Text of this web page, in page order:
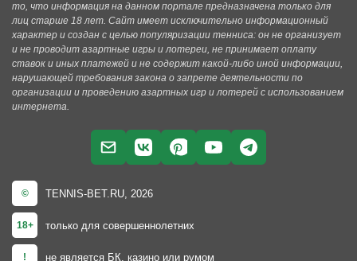
то, что информация на данном портале предназначена только для
лиц старше 18 лет. Сайт имеет исключительно информационный
характер и создан с целью популяризации тенниса: он не организует
и не проводит азартные игры и лотереи, не принимает оплату
ставок и иных платежей и не содержит какой-либо иной информации,
нарушающей требования закона о запрете деятельности по
организации и проведению азартных игр и лотерей с использованием
интернета.
© TENNIS-BET.RU, 2026
18+ только для совершеннолетних
! не является БК, казино или румом